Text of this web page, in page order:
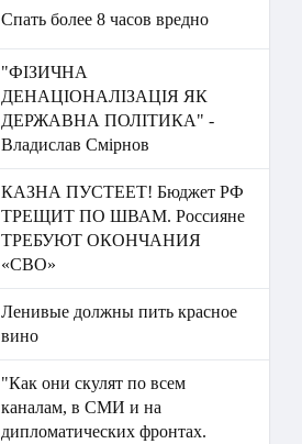
Спать более 8 часов вредно
"ФІЗИЧНА
ДЕНАЦІОНАЛІЗАЦІЯ ЯК
ДЕРЖАВНА ПОЛІТИКА" -
Владислав Смірнов
КАЗНА ПУСТЕЕТ! Бюджет РФ
ТРЕЩИТ ПО ШВАМ. Россияне
ТРЕБУЮТ ОКОНЧАНИЯ
«СВО»
Ленивые должны пить красное
вино
"Как они скулят по всем
каналам, в СМИ и на
дипломатических фронтах.